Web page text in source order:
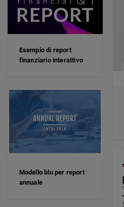
Esempio di report
finanziario interattivo
Modello blu per report
annuale